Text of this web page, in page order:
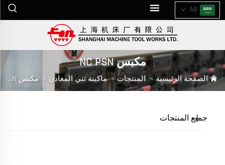
AR
مكبس NC PSN
الصفحة الرئيسية> المنتجات >ماكينة ثني المعادن >مكبس NC PSN
جميع المنتجات